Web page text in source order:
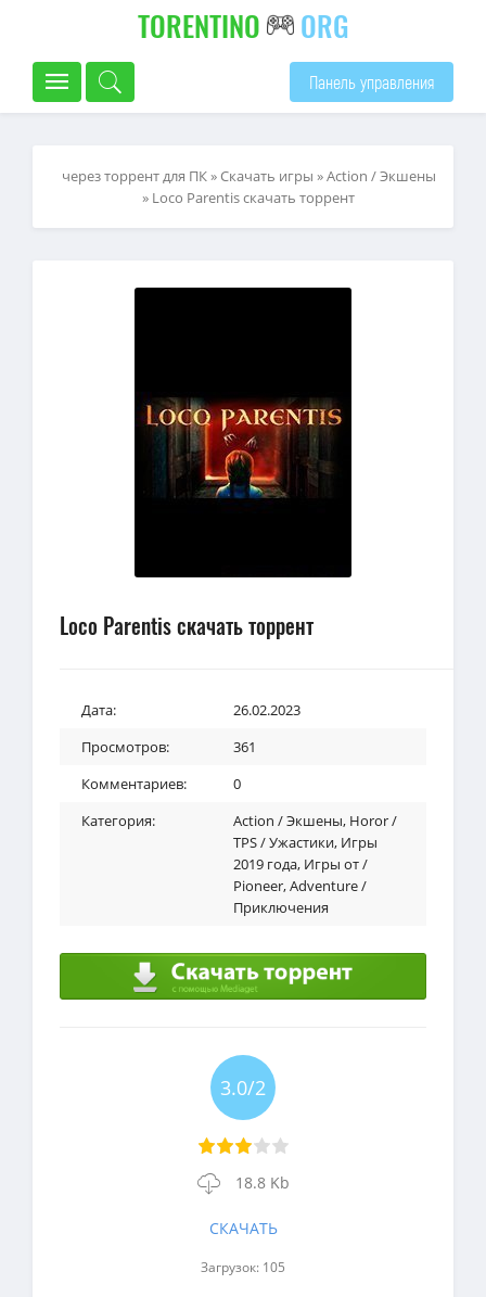
TORENTINO ORG
Панель управления
через торрент для ПК»Скачать игры »Action / Экшены
» Loco Parentis скачать торрент
Loco Parentis скачать торрент
Дата:
26.02.2023
Просмотров:
361
Комментариев:
0
Категория:
Action / Экшены, Horor /
TPS / Ужастики, Игры
2019 года, Игры от /
Pioneer,Adventure /
Приключения
3.0/2
18.8 Kb
СКАЧАТЬ
Загрузок: 105